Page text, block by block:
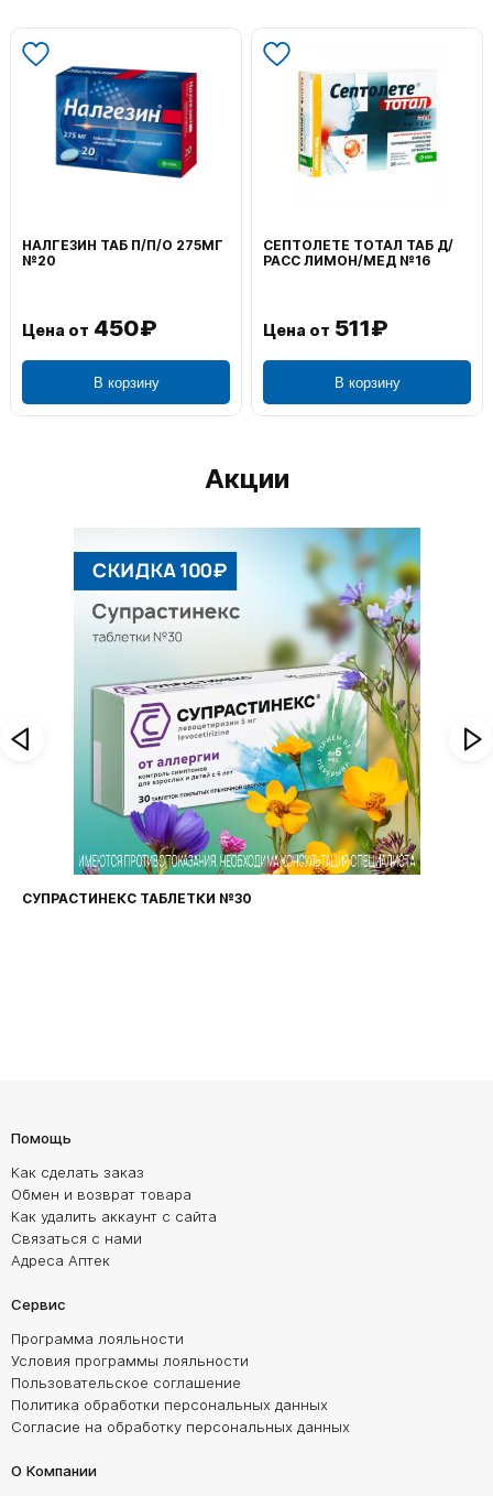
ТОТАЛ ТАБ Д/
МЕД №16
511₽
ВОЛЬТАРЕН ЭМУЛЬГЕЛЬ
НАРУЖ 2% 100Г
1 195₽
0,1% 50Г
Акции
№30
Помощь
Как сделать заказ
Обмен и возврат товара
Как удалить аккаунт с сайта
Связаться с нами
Адреса Аптек
Сервис
Программа лояльности
Условия программы лояльности
Пользовательское соглашение
Политика обработки персональных данных
Согласие на обработку персональных данных
О Компании